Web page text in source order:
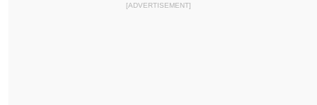
[ADVERTISEMENT]